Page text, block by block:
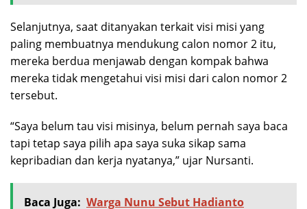
Selanjutnya, saat ditanyakan terkait visi misi yang
paling membuatnya mendukung calon nomor 2 itu,
mereka berdua menjawab dengan kompak bahwa
mereka tidak mengetahui visi misi dari calon nomor 2
tersebut.
“Saya belum tau visi misinya, belum pernah saya baca
tapi tetap saya pilih apa saya suka sikap sama
kepribadian dan kerja nyatanya,” ujar Nursanti.
Baca Juga: Warga Nunu Sebut Hadianto